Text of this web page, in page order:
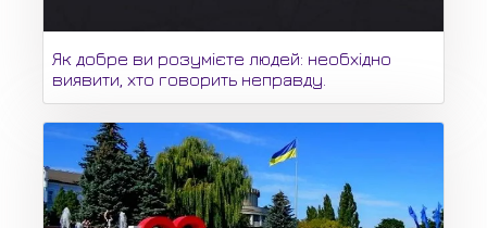
Як добре ви розумієте людей: необхідно
виявити, хто говорить неправду.